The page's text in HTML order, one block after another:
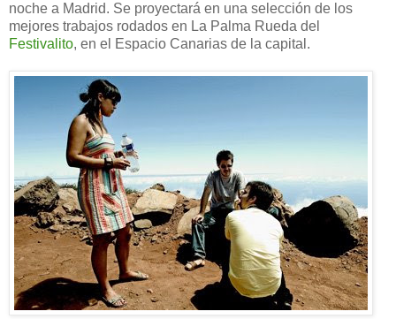
noche a Madrid. Se proyectará en una selección de los
mejores trabajos rodados en La Palma Rueda del
Festivalito, en el Espacio Canarias de la capital.